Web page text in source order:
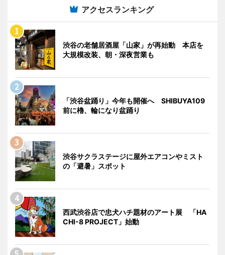
アクセスランキング
渋谷の老舗居酒屋「山家」が再始動 本店を
大規模改装、朝・深夜営業も
「渋谷盆踊り」今年も開催へ SHIBUYA109
前に櫓、輪になり盆踊り
渋谷サクラステージに屋外エアコンやミスト
の「避暑」スポット
西武渋谷店で忠犬ハチ題材のアート展 「HA
CHI-8 PROJECT」始動